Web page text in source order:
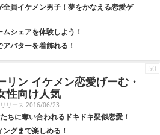
全員イケメン男子！夢をかなえる恋愛ゲ
シェアを体験しよう！
バターを着飾れる！
リン イケメン恋愛げーむ・
性向け人気
リリース 2016/06/23
ちに奪い合われるドキドキ疑似恋愛！
グまで楽しめる！
50